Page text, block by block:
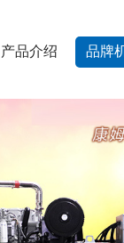
产品介绍 品牌